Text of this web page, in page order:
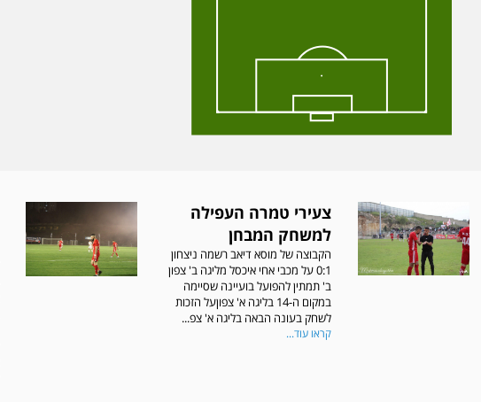
צעירי טמרה העפילה
למשחק המבחן
הקבוצה של מוסא דיאב רשמה ניצחון
0:1 על מכבי אחי איכסל מליגה ב' צפון
ב' תמתין להפועל בועיינה שסיימה
במקום ה-14 בליגה א' צפוןעל הזכות
לשחק בעונה הבאה בליגה א' צפ...
קראו עוד...